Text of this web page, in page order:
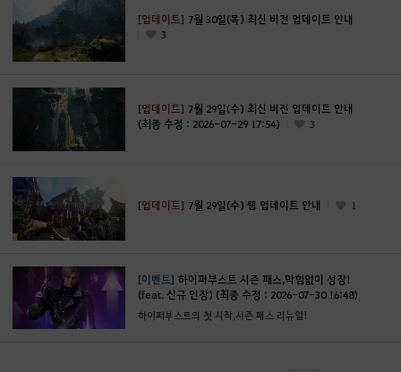
[업데이트] 7월 30일(목) 최신 버전 업데이트 안내
3
[업데이트] 7월 29일(수) 최신 버전 업데이트 안내
(최종 수정 : 2026-07-29 17:54)
3
[업데이트] 7월 29일(수) 웹 업데이트 안내 1
[이벤트] 하이퍼부스트 시즌 패스,막힘없이 성장!
(feat. 신규 인장) (최종 수정 : 2026-07-30 16:48)
하이퍼부스트의 첫 시작,시즌 패스 리뉴얼!